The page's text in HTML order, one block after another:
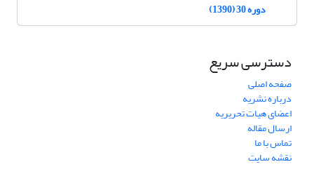
دوره 30 (1390)
دسترسی سریع
صفحه اصلی
درباره نشریه
اعضای هیات تحریریه
ارسال مقاله
تماس با ما
نقشه سایت